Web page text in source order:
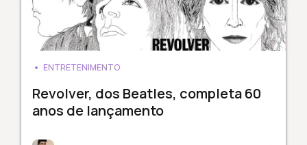
ENTRETENIMENTO
Revolver, dos Beatles, completa 60
anos de lançamento